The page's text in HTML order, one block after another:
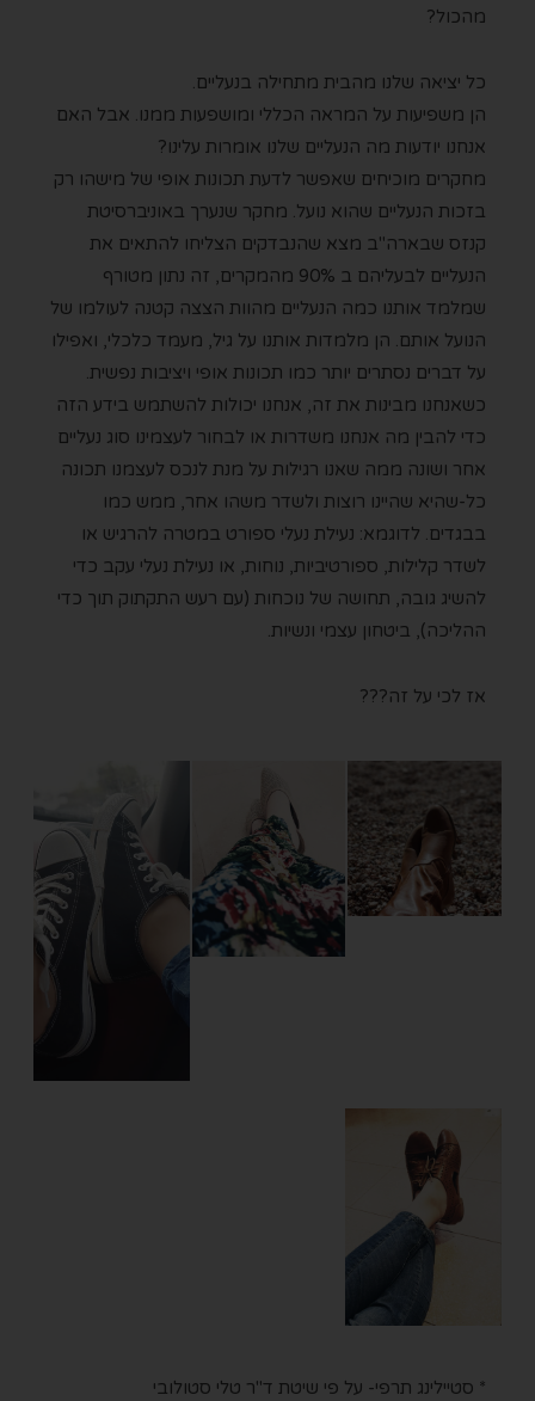
מהכול?
כל יציאה שלנו מהבית מתחילה בנעליים.
הן משפיעות על המראה הכללי ומושפעות ממנו. אבל האם
אנחנו יודעות מה הנעליים שלנו אומרות עלינו?
מחקרים מוכיחים שאפשר לדעת תכונות אופי של מישהו רק
בזכות הנעליים שהוא נועל. מחקר שנערך באוניברסיטת
קנזס שבארה"ב מצא שהנבדקים הצליחו להתאים את
הנעליים לבעליהם ב 90% מהמקרים, זה נתון מטורף
שמלמד אותנו כמה הנעליים מהוות הצצה קטנה לעולמו של
הנועל אותם. הן מלמדות אותנו על גיל, מעמד כלכלי, ואפילו
על דברים נסתרים יותר כמו תכונות אופי ויציבות נפשית.
כשאנחנו מבינות את זה, אנחנו יכולות להשתמש בידע הזה
כדי להבין מה אנחנו משדרות או לבחור לעצמינו סוג נעליים
אחר ושונה ממה שאנו רגילות על מנת לנכס לעצמנו תכונה
כל-שהיא שהיינו רוצות ולשדר משהו אחר, ממש כמו
בבגדים. לדוגמא: נעילת נעלי ספורט במטרה להרגיש או
לשדר קלילות, ספורטיביות, נוחות, או נעילת נעלי עקב כדי
להשיג גובה, תחושה של נוכחות (עם רעש התקתוק תוך כדי
ההליכה), ביטחון עצמי ונשיות.
אז לכי על זה???
* סטיילינג תרפי- על פי שיטת ד"ר טלי סטולובי